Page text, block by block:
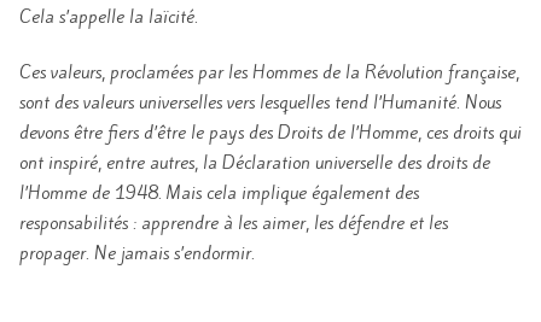
Cela s’appelle la laïcité.
Ces valeurs, proclamées par les Hommes de la Révolution française,
sont des valeurs universelles vers lesquelles tend l’Humanité. Nous
devons être fiers d’être le pays des Droits de l’Homme, ces droits qui
ont inspiré, entre autres, la Déclaration universelle des droits de
l’Homme de 1948. Mais cela implique également des
responsabilités : apprendre à les aimer, les défendre et les
propager. Ne jamais s’endormir.